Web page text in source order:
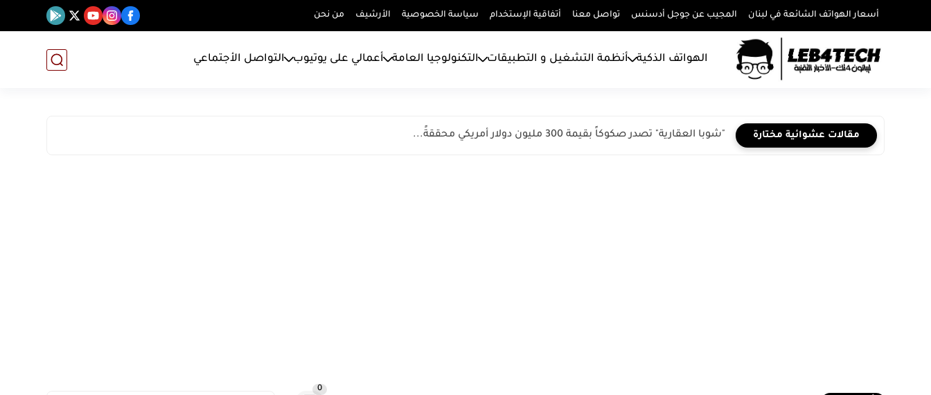
أسعار الهواتف الشائعة في لبنان المجيب عن جوجل أدسنس تواصل معنا أتفاقية الإستخدام سياسة الخصوصية الأرشيف من نحن
الهواتف الذكية أنظمة التشغيل و التطبيقات التكنولوجيا العامة أعمالي على يوتيوب التواصل الأجتماعي
مقالات عشوائية مختارة "شوبا العقارية" تصدر صكوكاً بقيمة 300 مليون دولار أمريكي محققةً...
0